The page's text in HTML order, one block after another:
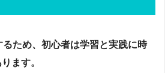
ため、初心者は学習と実践に時
ます。